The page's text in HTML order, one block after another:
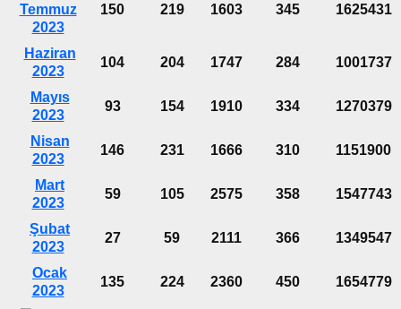
Temmuz
2023
150 219 1603 345 1625431
Haziran
2023
104 204 1747 284 1001737
Mayıs
2023
93 154 1910 334 1270379
Nisan
2023
146 231 1666 310 1151900
Mart
2023
59 105 2575 358 1547743
Şubat
2023
27 59 2111 366 1349547
Ocak
2023
135 224 2360 450 1654779